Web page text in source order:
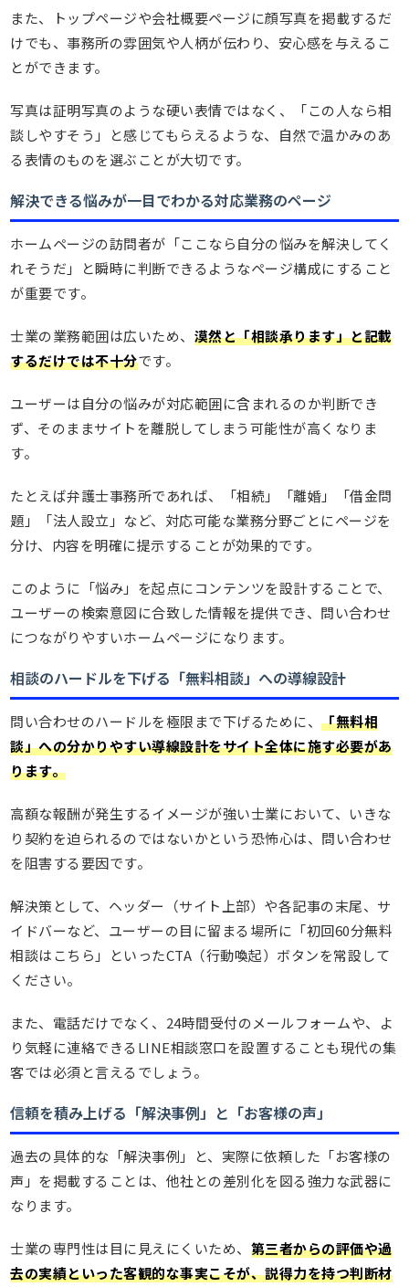
また、トップページや会社概要ページに顔写真を掲載するだ
けでも、事務所の雰囲気や人柄が伝わり、安心感を与えるこ
とができます。
写真は証明写真のような硬い表情ではなく、「この人なら相
談しやすそう」と感じてもらえるような、自然で温かみのあ
る表情のものを選ぶことが大切です。
解決できる悩みが一目でわかる対応業務のページ
ホームページの訪問者が「ここなら自分の悩みを解決してく
れそうだ」と瞬時に判断できるようなページ構成にすること
が重要です。
士業の業務範囲は広いため、 漠然と「相談承ります」と記載
するだけでは不十分です。
ユーザーは自分の悩みが対応範囲に含まれるのか判断でき
ず、そのままサイトを離脱してしまう可能性が高くなりま
す。
たとえば弁護士事務所であれば、「相続」「離婚」「借金問
題」「法人設立」など、対応可能な業務分野ごとにページを
分け、内容を明確に提示することが効果的です。
このように「悩み」を起点にコンテンツを設計することで、
ユーザーの検索意図に合致した情報を提供でき、問い合わせ
につながりやすいホームページになります。
相談のハードルを下げる「無料相談」への導線設計
問い合わせのハードルを極限まで下げるために、「無料相
談」への分かりやすい導線設計をサイト全体に施す必要があ
ります。
高額な報酬が発生するイメージが強い士業において、いきな
り契約を迫られるのではないかという恐怖心は、問い合わせ
を阻害する要因です。
解決策として、ヘッダー（サイト上部）や各記事の末尾、サ
イドバーなど、ユーザーの目に留まる場所に「初回60分無料
相談はこちら」といったCTA（行動喚起）ボタンを常設して
ください。
また、電話だけでなく、24時間受付のメールフォームや、よ
り気軽に連絡できるLINE相談窓口を設置することも現代の集
客では必須と言えるでしょう。
信頼を積み上げる「解決事例」と「お客様の声」
過去の具体的な「解決事例」と、実際に依頼した「お客様の
声」を掲載することは、他社との差別化を図る強力な武器に
なります。
士業の専門性は目に見えにくいため、 第三者からの評価や過
去の実績といった客観的な事実こそが、説得力を持つ判断材